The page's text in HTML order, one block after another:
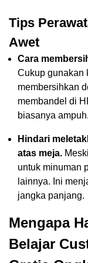
Tips
Awet
Cara
Cukup gunakan
membersihkan
membandel di
biasanya ampuh.
Hindari
atas meja.
untuk minuman
lainnya. Ini
jangka panjang.
Mengapa
Belajar